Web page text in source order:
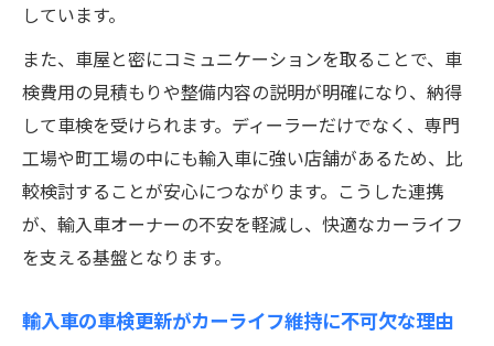
しています。
また、車屋と密にコミュニケーションを取ることで、車
検費用の見積もりや整備内容の説明が明確になり、納得
して車検を受けられます。ディーラーだけでなく、専門
工場や町工場の中にも輸入車に強い店舗があるため、比
較検討することが安心につながります。こうした連携
が、輸入車オーナーの不安を軽減し、快適なカーライフ
を支える基盤となります。
輸入車の車検更新がカーライフ維持に不可欠な理由